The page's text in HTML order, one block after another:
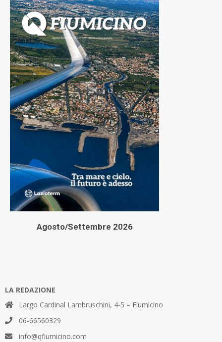
Agosto/Settembre 2026
LA REDAZIONE
Largo Cardinal Lambruschini, 4-5 – Fiumicino
06-66560329
info@qfiumicino.com